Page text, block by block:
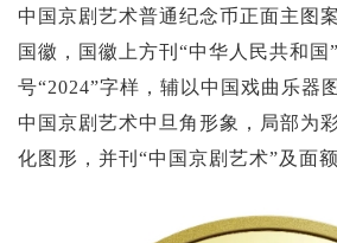
新品预告
集藏资讯
中国京剧艺术普通纪念币正面主图
国徽，国徽上方刊“中华人民共和国
号“2024”字样，辅以中国戏曲乐器
中国京剧艺术中旦角形象，局部为
化图形，并刊“中国京剧艺术”及面额